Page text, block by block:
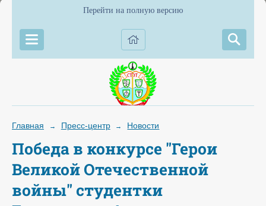
Перейти на полную версию
Главная → Пресс-центр → Новости
Победа в конкурсе "Герои
Великой Отечественной
войны" студентки